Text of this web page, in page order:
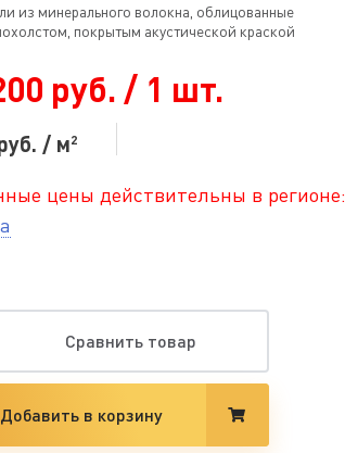
из минерального волокна, облицованные
покрытым акустической краской
руб. / 1 шт.
/ м2
цены действительны в регионе:
Сравнить товар
Добавить в корзину